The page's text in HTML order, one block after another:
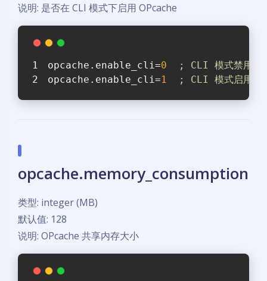
说明: 是否在 CLI 模式下启用 OPcache
opcache.enable_cli =0
; CLI 模式禁用（
opcache.enable_cli =1 ; CLI 模式启用
opcache.memory_consumption
类型: integer (MB)
默认值: 128
说明: OPcache 共享内存大小